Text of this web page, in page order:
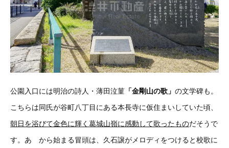
公園入口には明治の詩人・薄田泣菫 「金剛山の歌」 の文学碑も。
こちらは同氏が谷町八丁目にある本長寺に仮住まいしていた頃、
朝日を浴びて金色に輝く葛城山嶺に感動して歌ったものだそうで
す。 あゝから始まる冒頭は、久石譲がメロディをつけると校歌に